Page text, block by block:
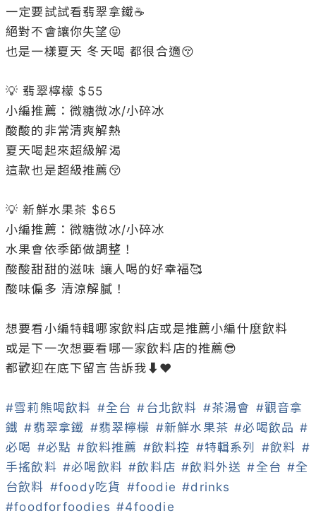
一定要試試看翡翠拿鐵☕️
絕對不會讓你失望😝
也是一樣夏天 冬天喝 都很合適😚
💡 翡翠檸檬 $55
小編推薦：微糖微冰/小碎冰
酸酸的非常清爽解熱
夏天喝起來超級解渴
這款也是超級推薦😚
💡 新鮮水果茶 $65
小編推薦：微糖微冰/小碎冰
水果會依季節做調整！
酸酸甜甜的滋味 讓人喝的好幸福🥰
酸味偏多 清涼解膩！
想要看小編特輯哪家飲料店或是推薦小編什麼飲料
或是下一次想要看哪一家飲料店的推薦😎
都歡迎在底下留言告訴我⬇️❤️
#雪莉熊喝飲料 #全台 #台北飲料 #茶湯會 #觀音拿
鐵 #翡翠拿鐵 #翡翠檸檬 #新鮮水果茶 #必喝飲品 #
必喝 #必點 #飲料推薦 #飲料控 #特輯系列 #飲料 #
手搖飲料 #必喝飲料 #飲料店 #飲料外送 #全台 #全
台飲料 #foody吃貨 #foodie #drinks
#foodforfoodies #4foodie